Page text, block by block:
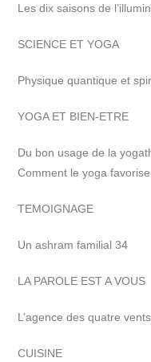
Les dix saisons de
SCIENCE ET YOGA
Physique quantique et
YOGA ET BIEN-ETRE
Du bon usage de la
Comment le yoga
TEMOIGNAGE
Un ashram familial 34
LA PAROLE EST A VOUS
L’agence des quatre
CUISINE